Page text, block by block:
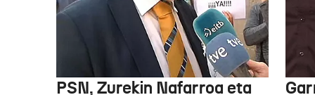
PSN, Zurekin Nafarroa eta